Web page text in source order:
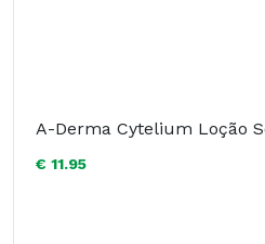
A-Derma Cytelium Loção
€ 11.95